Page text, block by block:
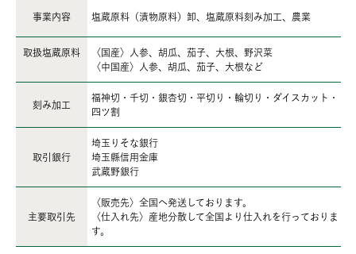
事業内容 塩蔵原料（漬物原料）卸、塩蔵原料刻み加工、農業
取扱塩蔵原料
〈国産〉人参、胡瓜、茄子、大根、野沢菜
〈中国産〉人参、胡瓜、茄子、大根など
刻み加工
福神切・千切・銀杏切・平切り・輪切り・ダイスカット・
四ツ割
取引銀行
埼玉りそな銀行
埼玉縣信用金庫
武蔵野銀行
主要取引先
〈販売先〉全国へ発送しております。
〈仕入れ先〉産地分散して全国より仕入れを行っておりま
す。